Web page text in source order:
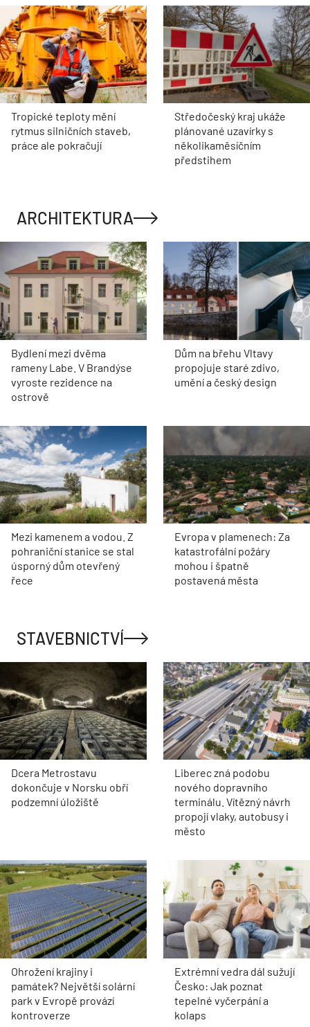
Tropické teploty mění
rytmus silničních staveb,
práce ale pokračují
Středočeský kraj ukáže
plánované uzavírky s
několikaměsíčním
předstihem
ARCHITEKTURA
Bydlení mezi dvěma
rameny Labe. V Brandýse
vyroste rezidence na
ostrově
Dům na břehu Vltavy
propojuje staré zdivo,
umění a český design
Mezi kamenem a vodou. Z
pohraniční stanice se stal
úsporný dům otevřený
řece
Evropa v plamenech: Za
katastrofální požáry
mohou i špatně
postavená města
STAVEBNICTVÍ
Dcera Metrostavu
dokončuje v Norsku obří
podzemní úložiště
Liberec zná podobu
nového dopravního
terminálu. Vítězný návrh
propojí vlaky, autobusy i
město
Ohrožení krajiny i
památek? Největší solární
park v Evropě provází
kontroverze
Extrémní vedra dál sužují
Česko: Jak poznat
tepelné vyčerpání a
kolaps